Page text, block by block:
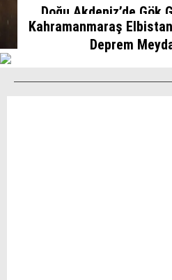
Doğu Akdeniz’de Gök
Kahramanmaraş
Deprem